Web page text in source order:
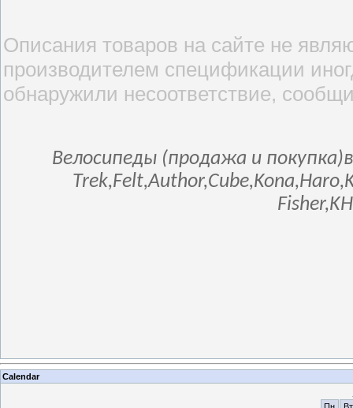
Описания товаров на сайте не
производителем спецификации
обнаружили несоответствие,
Велосипеды (продажа и
Calendar